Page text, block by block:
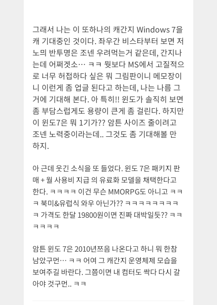
그래서 나는 이 또하나의 캐간지 Windows 7을
캐 기대중인 것이다. 좌우간 비스타부터 보면 저
노믜 반투명은 조넨 우려먹는거 같은데, 간지나
는데 어쩌겟소… ㅋㅋ 뭣보다 MS에서 고질적으
로 너무 허접하다 싶은 뭐 그림판이니 메모장이
니 이런게 좀 업글 된다고 하는데, 나는 나름 그
거에 기대해 본다. 아 특히!! 윈도가 솔직히 보면
좀 부담스럽게도 용량이 큰게 좀 걸린다. 하지만
이 윈도7은 뭐 1기가?? 암튼 사이즈 줄이려고
조넨 노력중이라는데.. 그것도 좀 기대해볼 만
하지.
아 근데 웃긴 소식을 또 들었다. 윈도 7은 패키지 판
매 + 월 사용비 지급 의 유료화 모델을 채택한다고
한다. ㅋㅋㅋㅋ 이건 무슨 MMORPG도 아니고 ㅋㅋ
ㅋ 북미&유럽식 와우 아닌가?? ㅋㅋㅋㅋㅋㅋㅋㅋ
ㅋ 가격도 한달 19800원이면 진짜 대박일듯?? ㅋㅋ
ㅋㅋㅋㅋ
암튼 윈도 7은 2010년쯔음 나온다고 하니 뭐 한참
남았구먼… ㅋㅋ 어여 그 캐간지 운영체제 모습을
보여주길 바란다. 그쯤이면 내 컴터도 싹다 다시 갈
아야 것구먼.. ㅋㅋ